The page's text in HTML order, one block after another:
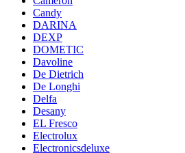
Candy
DARINA
DEXP
DOMETIC
Davoline
De Dietrich
De Longhi
Delfa
Desany
EL Fresco
Electrolux
Electronicsdeluxe